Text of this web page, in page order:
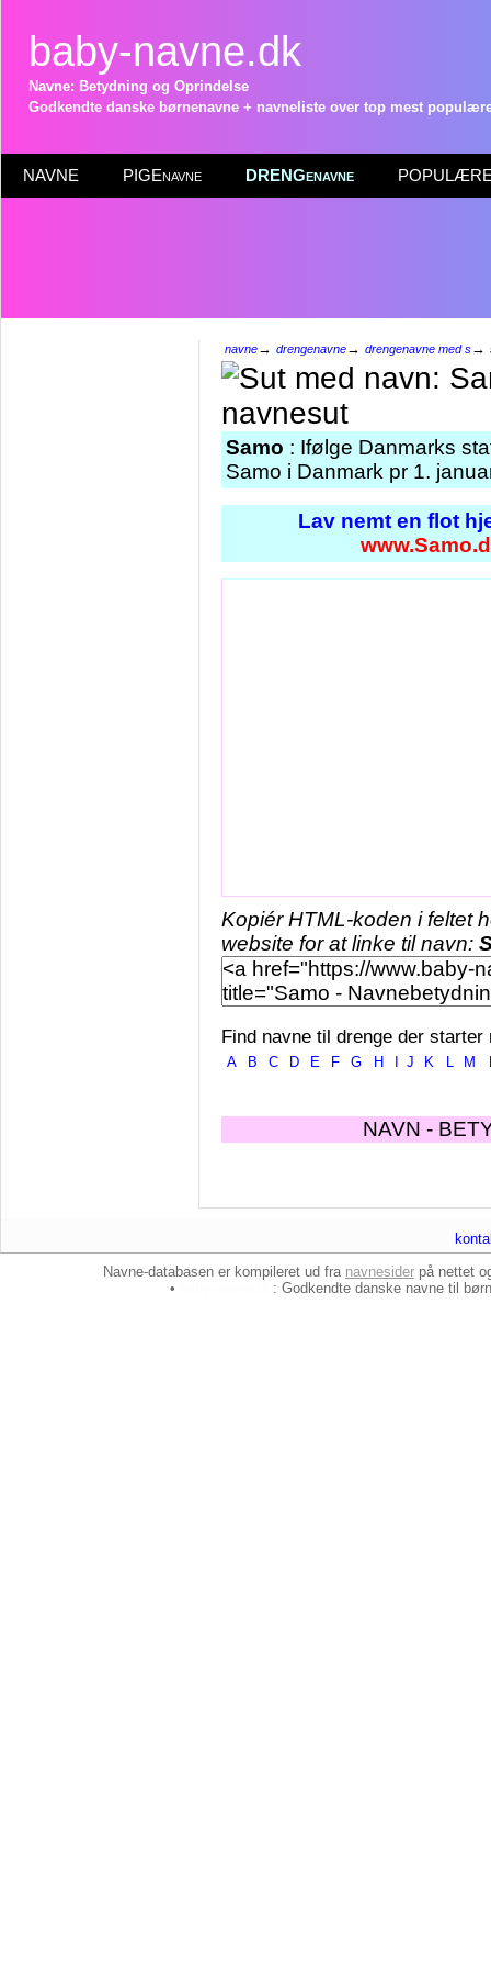
baby-navne.dk
Navne: Betydning og Oprindelse
Godkendte danske børnenavne + navneliste over top mest
NAVNE PIGEnavne DRENGenavne POPULÆRE
navne→ drengenavne→ drengenavne med s→
Samo : Ifølge Danmarks
Samo i Danmark pr 1.
Lav nemt en flot
Kopiér HTML-koden i feltet
website for at linke til navn:
Find navne til drenge der starter
A B C D E F G H J K L M
NAVN -
Navne-databasen er kompileret ud fra navnesider på nettet
•
: Godkendte danske navne til børn